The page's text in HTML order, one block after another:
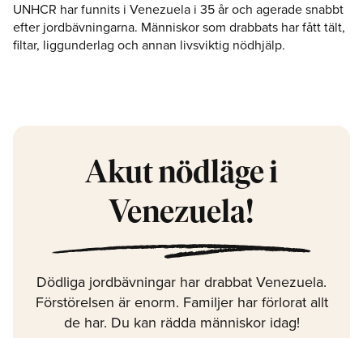
UNHCR har funnits i Venezuela i 35 år och agerade snabbt
efter jordbävningarna. Människor som drabbats har fått tält,
filtar, liggunderlag och annan livsviktig nödhjälp.
Akut nödläge i
Venezuela!
Dödliga jordbävningar har drabbat Venezuela.
Förstörelsen är enorm. Familjer har förlorat allt
de har. Du kan rädda människor idag!